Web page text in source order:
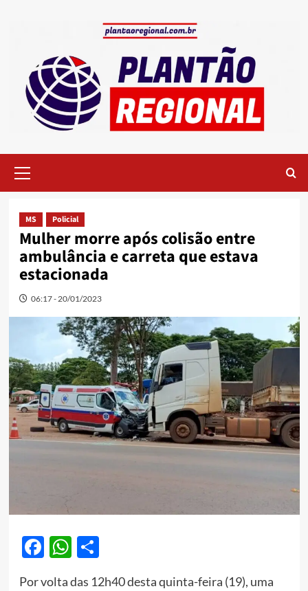
Menu
MS Policial
Mulher morre após colisão entre
ambulância e carreta que estava
estacionada
06:17 - 20/01/2023
Facebook
WhatsApp
Share
Por volta das 12h40 desta quinta-feira (19), uma